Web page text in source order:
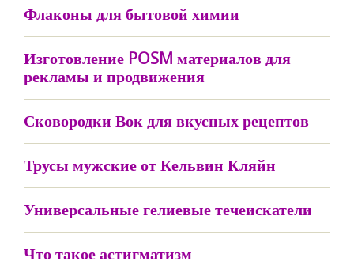
Флаконы для бытовой химии
Изготовление POSM материалов для
рекламы и продвижения
Сковородки Вок для вкусных рецептов
Трусы мужские от Кельвин Кляйн
Универсальные гелиевые течеискатели
Что такое астигматизм